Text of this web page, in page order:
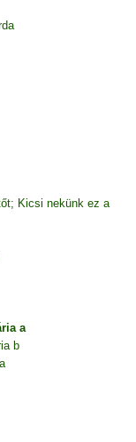
Kicsi nekünk ez a
a
b